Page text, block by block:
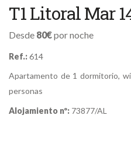
T1 Litoral Mar
Desde 80€por noche
Ref.:614
Apartamento de 1 dormitorio,
personas
Alojamiento nº: 73877/AL